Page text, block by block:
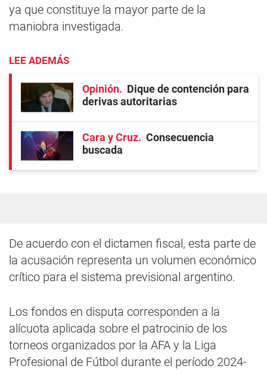
ya que constituye la mayor parte de la
maniobra investigada.
LEE ADEMÁS
Opinión
Dique de contención para
derivas autoritarias
Cara y Cruz
Consecuencia
buscada
De acuerdo con el dictamen fiscal, esta parte de
la acusación representa un volumen económico
crítico para el sistema previsional argentino.
Los fondos en disputa corresponden a la
alícuota aplicada sobre el patrocinio de los
torneos organizados por la AFA y la Liga
Profesional de Fútbol durante el período 2024-